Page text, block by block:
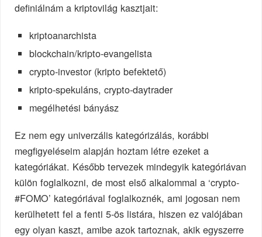
definiálnám a kriptovilág kasztjait:
kriptoanarchista
blockchain/kripto-evangelista
crypto-investor (kripto befektető)
kripto-spekuláns, crypto-daytrader
megélhetési bányász
Ez nem egy univerzális kategórizálás, korábbi
megfigyeléseim alapján hoztam létre ezeket a
kategóriákat. Később tervezek mindegyik kategóriávan
külön foglalkozni, de most első alkalommal a ‘crypto-
#FOMO’ kategóriával foglalkoznék, ami jogosan nem
kerülhetett fel a fenti 5-ös listára, hiszen ez valójában
egy olyan kaszt, amibe azok tartoznak, akik egyszerre